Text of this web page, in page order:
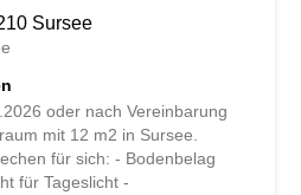
Sursee
oder nach Vereinbarung
mit 12 m2 in Sursee.
für sich: - Bodenbelag
für Tageslicht -